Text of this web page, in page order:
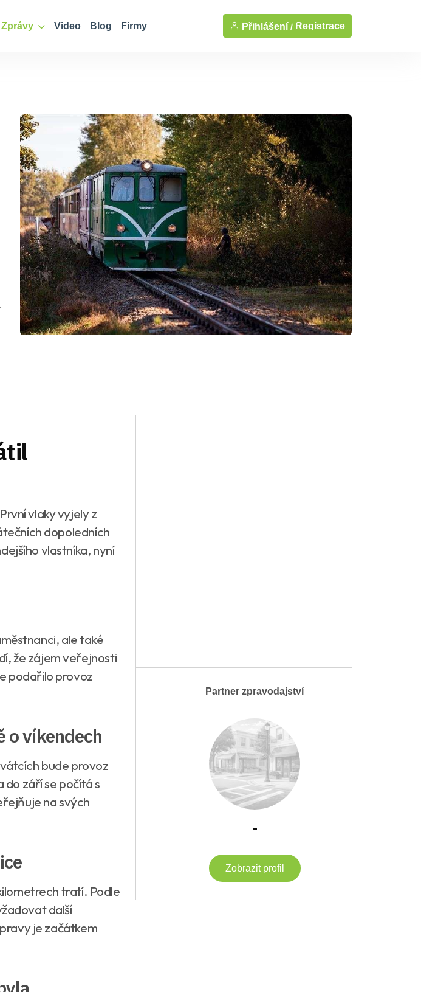
Zprávy Video Blog Firmy Přihlášení / Registrace
vlaky vyjely z
dopoledních
vlastníka, nyní
ale také
že zájem veřejnosti
podařilo provoz
o víkendech
bude provoz
září se počítá s
na svých
tratí. Podle
další
je začátkem
Partner zpravodajství
-
Zobrazit profil